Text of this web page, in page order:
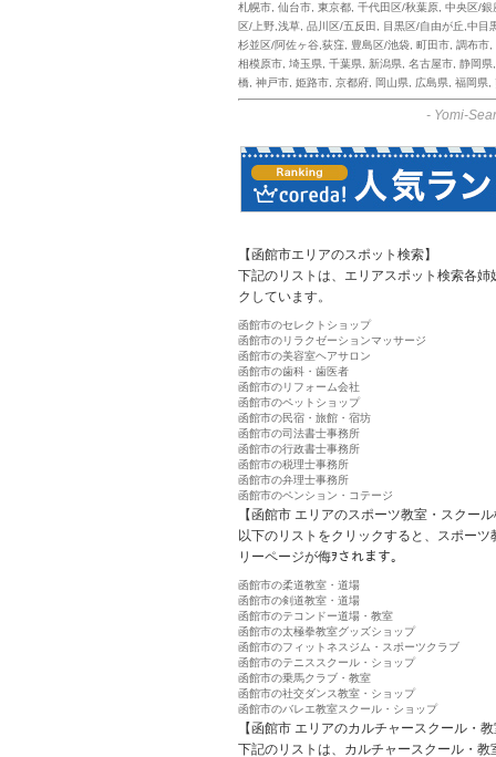
札幌市 仙台市 東京都 千代田区/秋葉原 中央区/銀
区/上野,浅草 品川区/五反田
目黒区/自由が丘,中目
杉並区/阿佐ヶ谷,荻窪
豊島区/池袋 町田市 調布市
相模原市 埼玉県 千葉県 新潟県 名古屋市 静岡県
橋 神戸市 姫路市 京都府 岡山県 広島県 福岡県
- Yomi-
【函館市エリアのスポット検索】
下記のリストは、エリアスポット検索各
クしています。
函館市のセレクトショップ
函館市のリラクゼーションマッサージ
函館市の美容室ヘアサロン
函館市の歯科・歯医者
函館市のリフォーム会社
函館市のペットショップ
函館市の民宿・旅館・宿坊
函館市の司法書士事務所
函館市の行政書士事務所
函館市の税理士事務所
函館市の弁理士事務所
函館市のペンション・コテージ
【函館市 エリアのスポーツ教室・スクー
以下のリストをクリックすると、スポー
リーページが侮ｦされます。
函館市の柔道教室・道場
函館市の剣道教室・道場
函館市のテコンドー道場・教室
函館市の太極拳教室グッズショップ
函館市のフィットネスジム・スポーツクラブ
函館市のテニススクール・ショップ
函館市の乗馬クラブ・教室
函館市の社交ダンス教室・ショップ
函館市のバレエ教室スクール・ショップ
【函館市 エリアのカルチャースクール・
下記のリストは、カルチャースクール・